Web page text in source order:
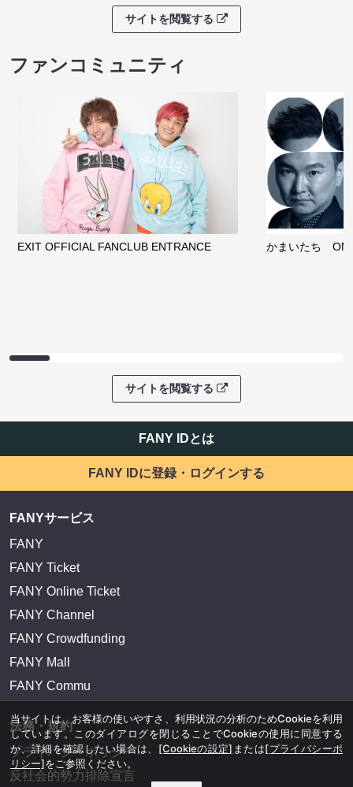
サイトを閲覧する
ファンコミュニティ
EXIT OFFICIAL FANCLUB ENTRANCE かまいたち
サイトを閲覧する
FANY IDとは
FANY IDに登録・ログインする
FANYサービス
FANY
FANY Ticket
FANY Online Ticket
FANY Channel
FANY Crowdfunding
FANY Mall
FANY Commu
法務・規約
プライバシーポリシー
反社会的勢力排除宣言
当サイトは、お客様の使いやすさ、利用状況の分析のためCookieを利用
しています。このダイアログを閉じることでCookieの使用に同意する
か、詳細を確認したい場合は、 [Cookieの設定] または[プライバシーポ
リシー]をご参照ください。